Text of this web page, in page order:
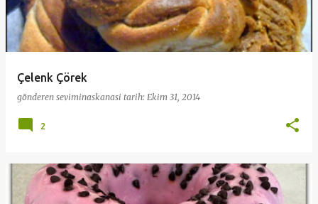
Çelenk Çörek
gönderen seviminaskanasi tarih: Ekim 31, 2014
2